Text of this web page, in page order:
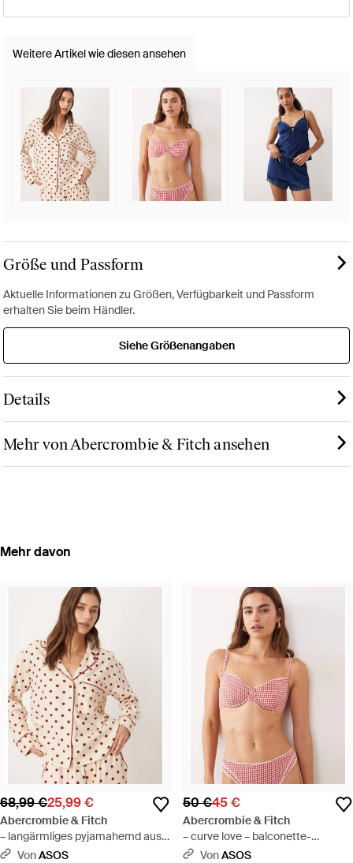
Weitere Artikel wie diesen ansehen
Größe und Passform
Aktuelle Informationen zu Größen, Verfügbarkeit und Passform
erhalten Sie beim Händler.
Siehe Größenangaben
Details
Mehr von Abercrombie & Fitch ansehen
Mehr davon
68,99 €25,99 €
Abercrombie & Fitch
– langärmliges pyjamahemd aus
flanell mit roten polka dots,
VonASOS
50 €45 €
Abercrombie & Fitch
– curve love – balconette-
bikinioberteil mit em vichy-
VonASOS